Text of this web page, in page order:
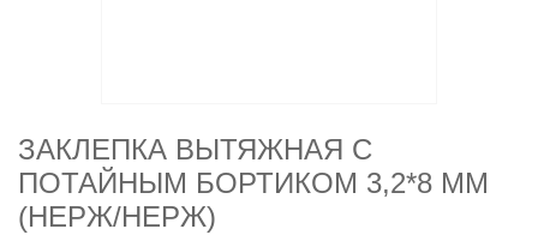
ЗАКЛЕПКА ВЫТЯЖНАЯ С
ПОТАЙНЫМ БОРТИКОМ 3,2*8 ММ
(НЕРЖ/НЕРЖ)